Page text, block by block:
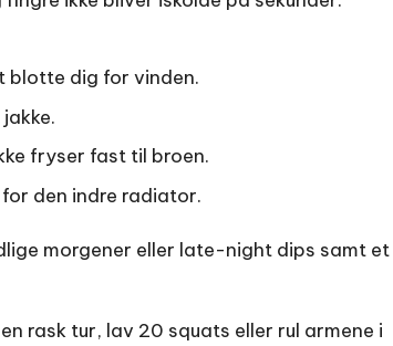
blotte dig for vinden.
fryser fast til broen.
for den indre radiator.
morgener eller late-night dips samt et
rask tur, lav 20 squats eller rul armene i